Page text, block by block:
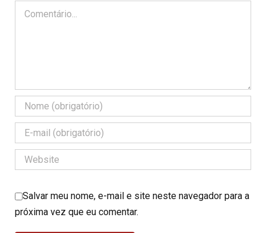
Comentário
Salvar meu nome, e-mail e site neste navegador para a
próxima vez que eu comentar.